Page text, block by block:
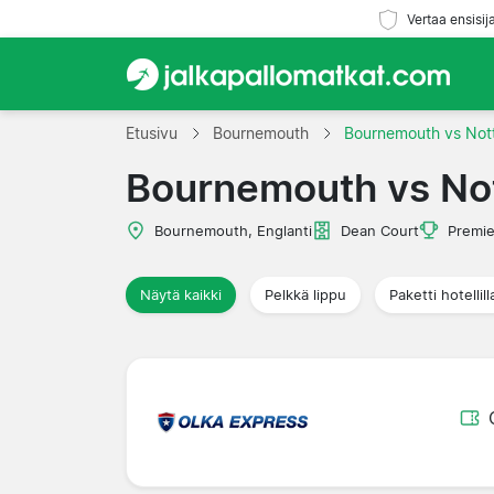
Vertaa
Etusivu Bournemouth Bournemouth vs
Bournemouth vs
Bournemouth, Englanti Dean Court
Näytä kaikki Pelkkä lippu Paketti